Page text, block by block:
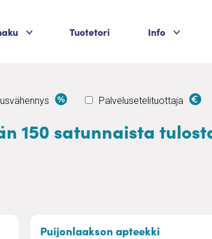
Palvelukategoriat
Tuotetori Info
Palvelusetelituottaja
150 satunnaista
Puijonlaakson apteekki